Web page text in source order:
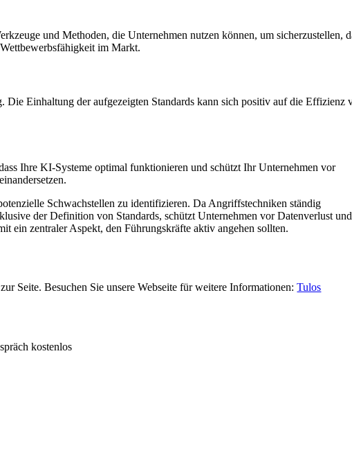
und Methoden, die Unternehmen nutzen können, um sicherzustellen,
im Markt.
Die Einhaltung der aufgezeigten Standards kann sich positiv auf die Effizienz
Ihre KI-Systeme optimal funktionieren und schützt Ihr Unternehmen vor
Schwachstellen zu identifizieren. Da Angriffstechniken ständig
der Definition von Standards, schützt Unternehmen vor Datenverlust und
ein zentraler Aspekt, den Führungskräfte aktiv angehen sollten.
Seite. Besuchen Sie unsere Webseite für weitere Informationen:Tulos
kostenlos